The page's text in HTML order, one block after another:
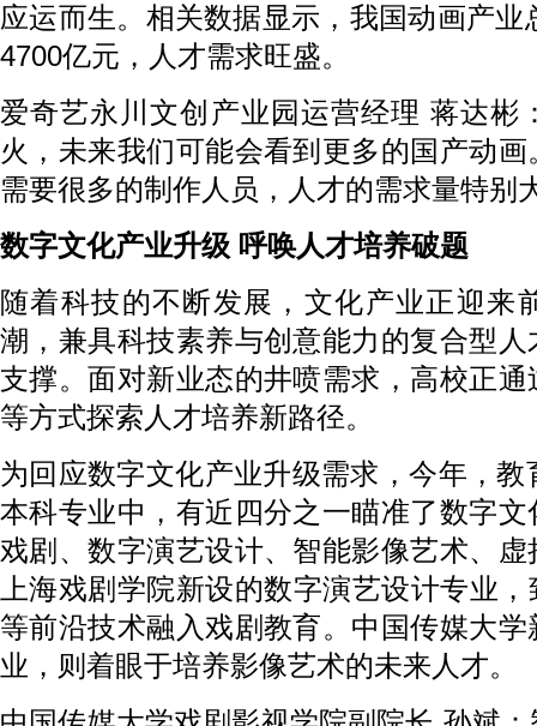
应运而生。相关数据显示，我国动画产业
4700亿元，人才需求旺盛。
爱奇艺永川文创产业园运营经理 蒋达彬
火，未来我们可能会看到更多的国产动
需要很多的制作人员，人才的需求量特别
数字文化产业升级 呼唤人才培养破题
随着科技的不断发展，文化产业正迎来
潮，兼具科技素养与创意能力的复合型
支撑。面对新业态的井喷需求，高校正
等方式探索人才培养新路径。
为回应数字文化产业升级需求，今年，
本科专业中，有近四分之一瞄准了数字
戏剧、数字演艺设计、智能影像艺术、
上海戏剧学院新设的数字演艺设计专业
等前沿技术融入戏剧教育。中国传媒大
业，则着眼于培养影像艺术的未来人才。